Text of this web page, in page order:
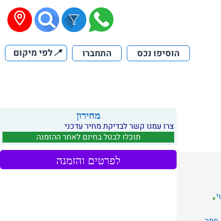
הוסיפו נכס התחברו 📍לפי מיקום
מחירון
צרו עמנו קשר לבדיקת מחיר עדכני
תוכלו לבטל בחינם לאחר ההזמנה
לפרטים והזמנה